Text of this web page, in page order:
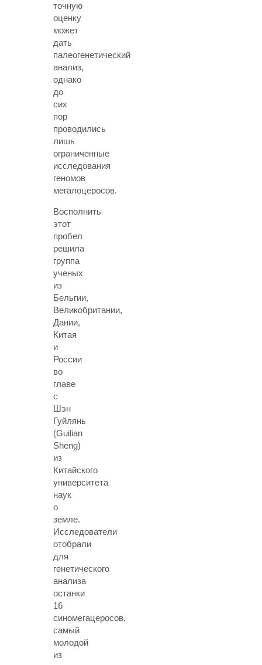
точную
оценку
может
дать
палеогенетический
анализ,
однако
до
сих
пор
проводились
лишь
ограниченные
исследования
геномов
мегалоцеросов.
Восполнить
этот
пробел
решила
группа
ученых
из
Бельгии,
Великобритании,
Дании,
Китая
и
России
во
главе
с
Шэн
Гуйлянь
(Guilian
Sheng)
из
Китайского
университета
наук
о
земле.
Исследователи
отобрали
для
генетического
анализа
останки
16
синомегацеросов,
самый
молодой
из